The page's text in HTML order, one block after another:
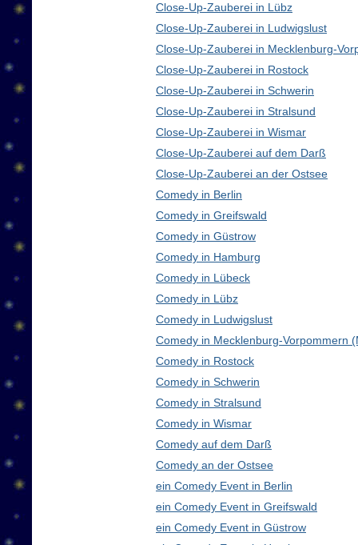
Close-Up-Zauberei in Lübz
Close-Up-Zauberei in Ludwigslust
Close-Up-Zauberei in Mecklenburg-
Close-Up-Zauberei in Rostock
Close-Up-Zauberei in Schwerin
Close-Up-Zauberei in Stralsund
Close-Up-Zauberei in Wismar
Close-Up-Zauberei auf dem Darß
Close-Up-Zauberei an der Ostsee
Comedy in Berlin
Comedy in Greifswald
Comedy in Güstrow
Comedy in Hamburg
Comedy in Lübeck
Comedy in Lübz
Comedy in Ludwigslust
Comedy in Mecklenburg-Vorpommern
Comedy in Rostock
Comedy in Schwerin
Comedy in Stralsund
Comedy in Wismar
Comedy auf dem Darß
Comedy an der Ostsee
ein Comedy Event in Berlin
ein Comedy Event in Greifswald
ein Comedy Event in Güstrow